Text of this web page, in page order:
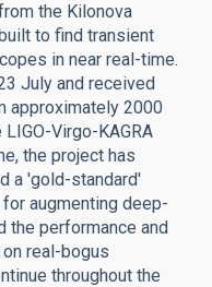
the Kilonova
to find transient
in near real-time.
July and received
approximately 2000
Virgo-KAGRA
the project has
a 'gold-standard'
augmenting deep-
the performance and
real-bogus
throughout the